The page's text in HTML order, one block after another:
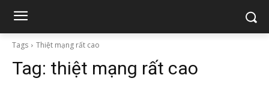
Tags Thiệt mạng rất cao
Tag: thiệt mạng rất cao